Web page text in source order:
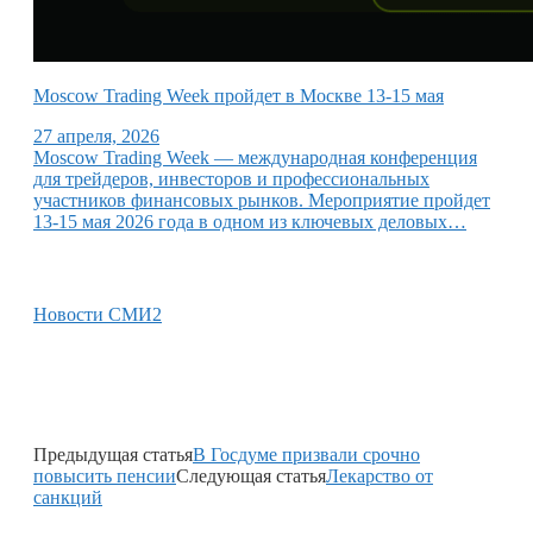
Moscow Trading Week пройдет в Москве 13-15 мая
27 апреля, 2026
Moscow Trading Week — международная конференция
для трейдеров, инвесторов и профессиональных
участников финансовых рынков. Мероприятие пройдет
13-15 мая 2026 года в одном из ключевых деловых…
Новости СМИ2
Предыдущая статьяВ Госдуме призвали срочно
повысить пенсииСледующая статьяЛекарство от
санкций